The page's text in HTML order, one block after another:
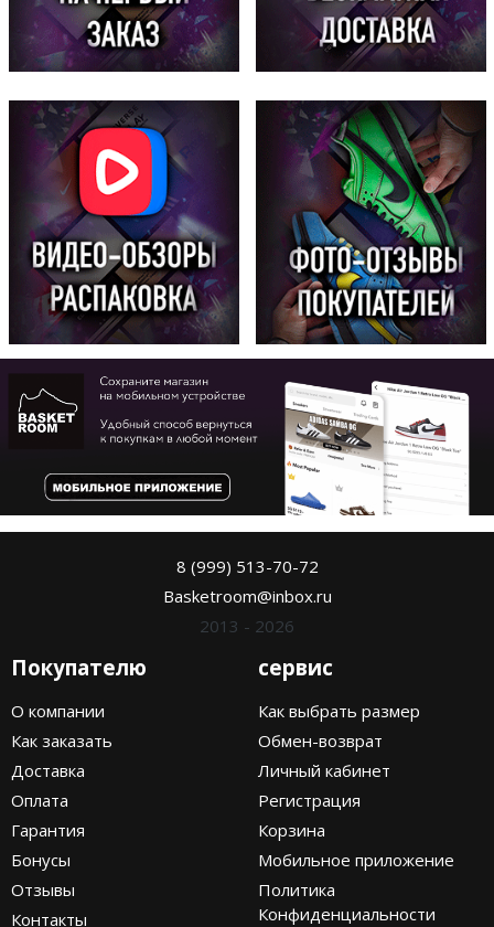
8 (999) 513-70-72
Basketroom@inbox.ru
2013 - 2026
Покупателю
О компании
Как заказать
Доставка
Оплата
Гарантия
Бонусы
Отзывы
Контакты
сервис
Как выбрать размер
Обмен-возврат
Личный кабинет
Регистрация
Корзина
Мобильное приложение
Политика
Конфиденциальности